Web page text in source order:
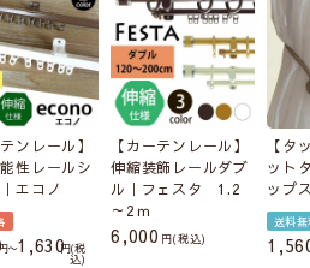
ンレール】
性レールシ
エコノ
〜1,630 税
込
【カーテンレール】
伸縮装飾レールダブ
ル｜フェスタ 1.2
～2ｍ
6,000 税込
【タ
ット
ップ
送料無